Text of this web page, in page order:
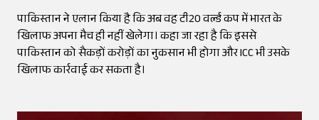
पाकिस्तान ने एलान किया है कि अब वह टी20 वर्ल्ड कप में भारत के
खिलाफ अपना मैच ही नहीं खेलेगा। कहा जा रहा है कि इससे
पाकिस्तान को सैकड़ों करोड़ों का नुकसान भी होगा और ICC भी उसके
खिलाफ कार्रवाई कर सकता है।